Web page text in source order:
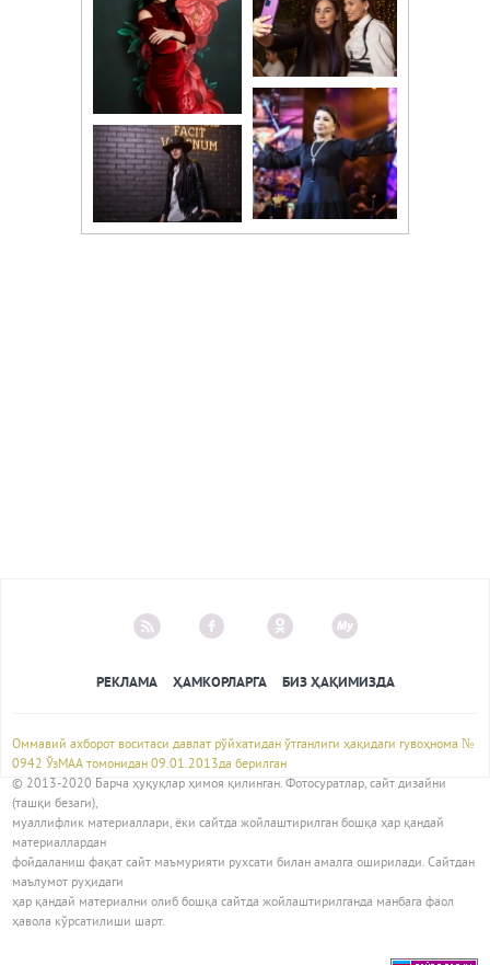
РЕКЛАМА ҲАМКОРЛАРГА БИЗ ҲАҚИМИЗДА
Оммавий ахборот воситаси давлат рўйхатидан ўтганлиги ҳақидаги гувоҳнома №
0942 ЎзМАА томонидан 09.01.2013да берилган
© 2013-2020 Барча ҳуқуқлар ҳимоя қилинган. Фотосуратлар, сайт дизайни
(ташқи безаги),
муаллифлик материаллари, ёки сайтда жойлаштирилган бошқа ҳар қандай
материаллардан
фойдаланиш фақат сайт маъмурияти рухсати билан амалга оширилади. Сайтдан
маълумот руҳидаги
ҳар қандай материални олиб бошқа сайтда жойлаштирилганда манбага фаол
ҳавола кўрсатилиши шарт.